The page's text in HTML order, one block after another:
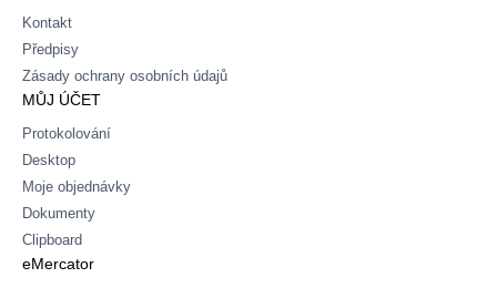
Kontakt
Předpisy
Zásady ochrany osobních údajů
MŮJ ÚČET
Protokolování
Desktop
Moje objednávky
Dokumenty
Clipboard
eMercator